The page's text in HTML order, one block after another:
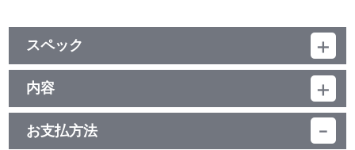
スペック
品番：TU-12132
素材：紙
サイズ：約 縦100mm×横148mm
生産国：日本
内容
場面写真を使用したポストカード５枚セット！
【使用上の注意】
お支払方法